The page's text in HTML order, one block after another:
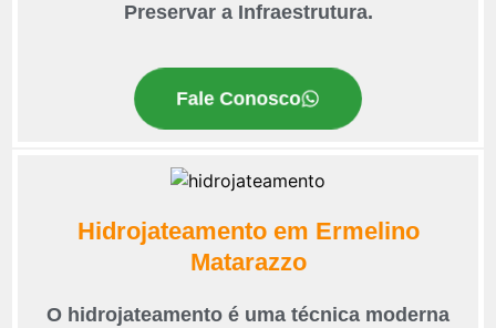
Preservar a Infraestrutura.
Fale Conosco
Hidrojateamento em Ermelino
Matarazzo
O hidrojateamento é uma técnica moderna